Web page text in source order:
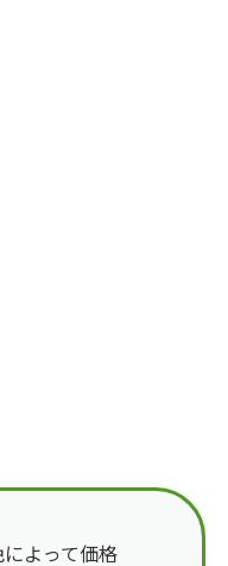
よって価格